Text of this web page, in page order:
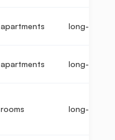
apartments long-term
apartments long-term
rooms long-term